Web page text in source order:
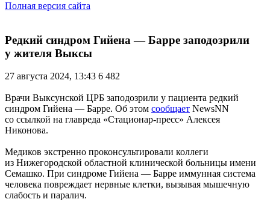
Полная версия сайта
Редкий синдром Гийена — Барре заподозрили
у жителя Выксы
27 августа 2024, 13:43 6 482
Врачи Выксунской ЦРБ заподозрили у пациента редкий
синдром Гийена — Барре. Об этом сообщает NewsNN
со ссылкой на главреда «Стационар-пресс» Алексея
Никонова.
Медиков экстренно проконсультировали коллеги
из Нижегородской областной клинической больницы имени
Семашко. При синдроме Гийена — Барре иммунная система
человека повреждает нервные клетки, вызывая мышечную
слабость и паралич.